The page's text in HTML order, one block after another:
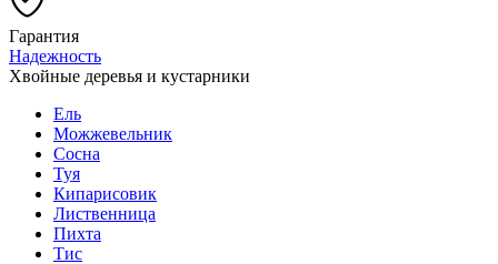
Гарантия
Надежность
Хвойные деревья и кустарники
Ель
Можжевельник
Сосна
Туя
Кипарисовик
Лиственница
Пихта
Тис